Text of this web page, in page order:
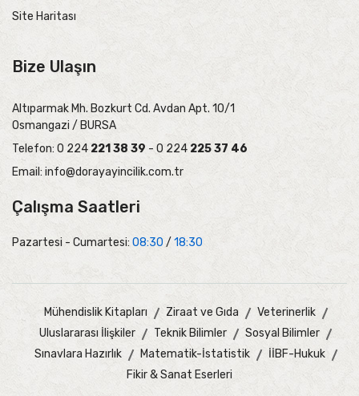
Site Haritası
Bize Ulaşın
Altıparmak Mh. Bozkurt Cd. Avdan Apt. 10/1
Osmangazi / BURSA
Telefon: 0 224 221 38 39 - 0 224 225 37 46
Email: info@dorayayincilik.com.tr
Çalışma Saatleri
Pazartesi - Cumartesi: 08:30 / 18:30
Mühendislik Kitapları Ziraat ve Gıda
Veterinerlik
Uluslararası İlişkiler
Teknik Bilimler
Sosyal Bilimler
Sınavlara Hazırlık
Matematik-İstatistik
İİBF-Hukuk
Fikir & Sanat Eserleri